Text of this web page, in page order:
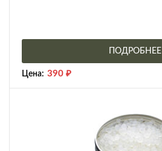
ПОДРОБНЕЕ
Цена: 390 ₽